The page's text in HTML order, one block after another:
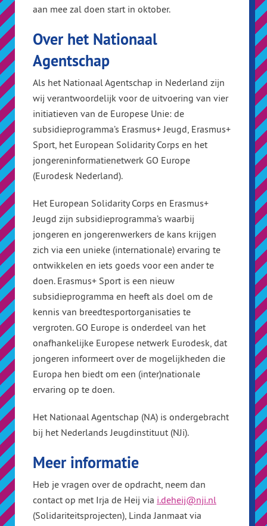
aan mee zal doen start in oktober.
Over het Nationaal
Agentschap
Als het Nationaal Agentschap in Nederland zijn
wij verantwoordelijk voor de uitvoering van vier
initiatieven van de Europese Unie: de
subsidieprogramma’s Erasmus+ Jeugd, Erasmus+
Sport, het European Solidarity Corps en het
jongereninformatienetwerk GO Europe
(Eurodesk Nederland).
Het European Solidarity Corps en Erasmus+
Jeugd zijn subsidieprogramma’s waarbij
jongeren en jongerenwerkers de kans krijgen
zich via een unieke (internationale) ervaring te
ontwikkelen en iets goeds voor een ander te
doen. Erasmus+ Sport is een nieuw
subsidieprogramma en heeft als doel om de
kennis van breedtesportorganisaties te
vergroten. GO Europe is onderdeel van het
onafhankelijke Europese netwerk Eurodesk, dat
jongeren informeert over de mogelijkheden die
Europa hen biedt om een (inter)nationale
ervaring op te doen.
Het Nationaal Agentschap (NA) is ondergebracht
bij het Nederlands Jeugdinstituut (NJi).
Meer informatie
Heb je vragen over de opdracht, neem dan
contact op met Irja de Heij via i.deheij@nji.nl
(Solidariteitsprojecten), Linda Janmaat via